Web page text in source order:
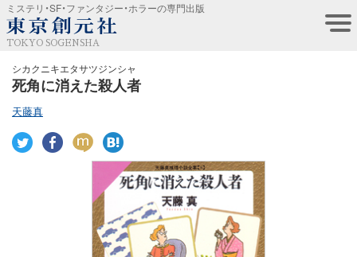
ミステリ・SF・ファンタジー・ホラーの専門出版
TOKYO SOGENSHA
シカクニキエタサツジンシャ
死角に消えた殺人者
天藤真